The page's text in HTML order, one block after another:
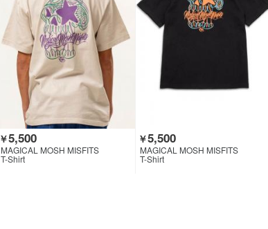
￥5,500
MAGICAL MOSH MISFITS
T-Shirt
￥5,500
MAGICAL MOSH MISFITS
T-Shirt